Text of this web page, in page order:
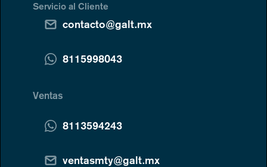
Servicio al Cliente
contacto@galt.mx
8115998043
Ventas
8113594243
ventasmty@galt.mx